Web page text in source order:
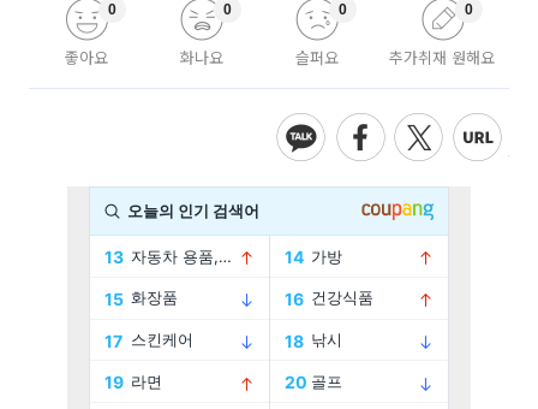
좋아요
0
화나요
0
슬퍼요
0
추가취재 원해요
0